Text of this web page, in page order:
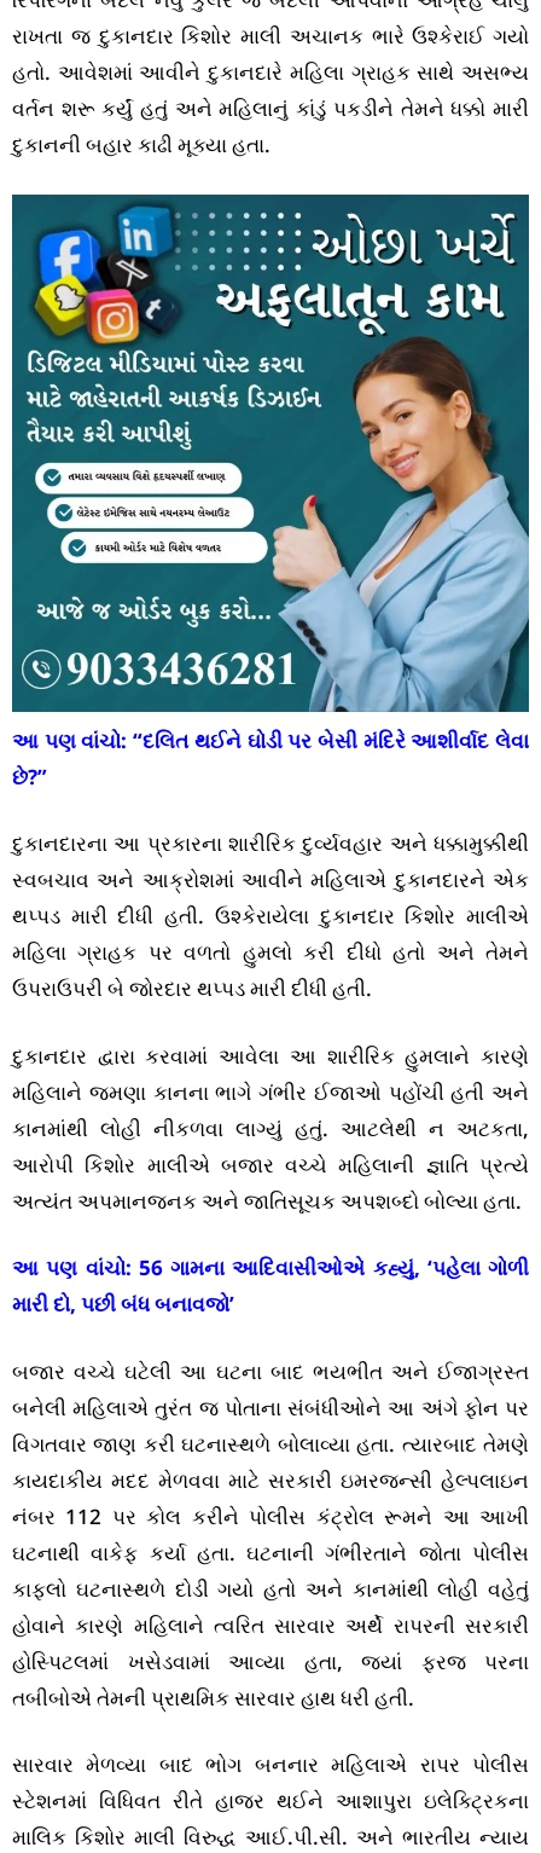
રાખતા જ દુકાનદાર કિશોર માલી અચાનક ભારે ઉશ્કેરાઈ ગયો
હતો. આવેશમાં આવીને દુકાનદારે મહિલા ગ્રાહક સાથે અસભ્ય
વર્તન શરૂ કર્યું હતું અને મહિલાનું કાંડું પકડીને તેમને ધક્કો મારી
દુકાનની બહાર કાઢી મૂક્યા હતા.
આ પણ વાંચો:“દલિત થઈને ઘોડી પર બેસી મંદિરે આશીર્વાદ લેવા
છે?”
દુકાનદારના આ પ્રકારના શારીરિક દુર્વ્યવહાર અને ધક્કામુક્કીથી
સ્વબચાવ અને આક્રોશમાં આવીને મહિલાએ દુકાનદારને એક
થપ્પડ મારી દીધી હતી. ઉશ્કેરાયેલા દુકાનદાર કિશોર માલીએ
મહિલા ગ્રાહક પર વળતો હુમલો કરી દીધો હતો અને તેમને
ઉપરાઉપરી બે જોરદાર થપ્પડ મારી દીધી હતી.
દુકાનદાર દ્વારા કરવામાં આવેલા આ શારીરિક હુમલાને કારણે
મહિલાને જમણા કાનના ભાગે ગંભીર ઈજાઓ પહોંચી હતી અને
કાનમાંથી લોહી નીકળવા લાગ્યું હતું. આટલેથી ન અટકતા,
આરોપી કિશોર માલીએ બજાર વચ્ચે મહિલાની જ્ઞાતિ પ્રત્યે
અત્યંત અપમાનજનક અને જાતિસૂચક અપશબ્દો બોલ્યા હતા.
આ પણ વાંચો: 56 ગામના આદિવાસીઓએ કહ્યું, ‘પહેલા ગોળી
મારી દો, પછી બંધ બનાવજો’
બજાર વચ્ચે ઘટેલી આ ઘટના બાદ ભયભીત અને ઈજાગ્રસ્ત
બનેલી મહિલાએ તુરંત જ પોતાના સંબંધીઓને આ અંગે ફોન પર
વિગતવાર જાણ કરી ઘટનાસ્થળે બોલાવ્યા હતા. ત્યારબાદ તેમણે
કાયદાકીય મદદ મેળવવા માટે સરકારી ઇમરજન્સી હેલ્પલાઇન
નંબર 112 પર કોલ કરીને પોલીસ કંટ્રોલ રૂમને આ આખી
ઘટનાથી વાકેફ કર્યા હતા. ઘટનાની ગંભીરતાને જોતા પોલીસ
કાફલો ઘટનાસ્થળે દોડી ગયો હતો અને કાનમાંથી લોહી વહેતું
હોવાને કારણે મહિલાને ત્વરિત સારવાર અર્થે રાપરની સરકારી
હોસ્પિટલમાં ખસેડવામાં આવ્યા હતા, જ્યાં ફરજ પરના
તબીબોએ તેમની પ્રાથમિક સારવાર હાથ ધરી હતી.
સારવાર મેળવ્યા બાદ ભોગ બનનાર મહિલાએ રાપર પોલીસ
સ્ટેશનમાં વિધિવત રીતે હાજર થઈને આશાપુરા ઇલેક્ટ્રિકના
માલિક કિશોર માલી વિરુદ્ધ આઈ.પી.સી. અને ભારતીય ન્યાય